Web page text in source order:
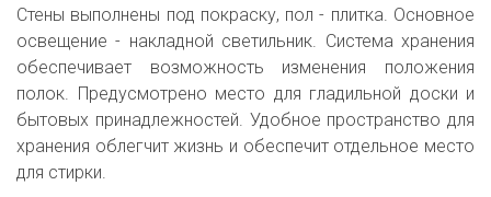
Стены выполнены под покраску, пол - плитка. Основное
освещение - накладной светильник. Система хранения
обеспечивает возможность изменения положения
полок. Предусмотрено место для гладильной доски и
бытовых принадлежностей. Удобное пространство для
хранения облегчит жизнь и обеспечит отдельное место
для стирки.